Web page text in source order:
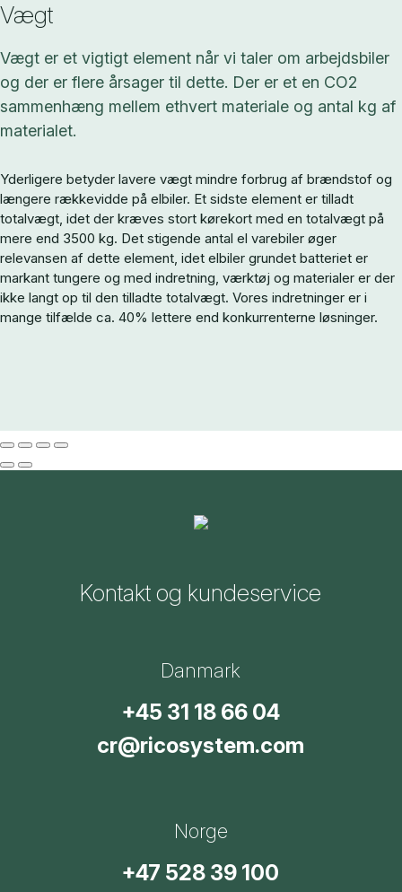
Vægt
Vægt er et vigtigt element når vi taler om arbejdsbiler
og der er flere årsager til dette. Der er et en CO2
sammenhæng mellem ethvert materiale og antal kg af
materialet.
Yderligere betyder lavere vægt mindre forbrug af brændstof og
længere rækkevidde på elbiler. Et sidste element er tilladt
totalvægt, idet der kræves stort kørekort med en totalvægt på
mere end 3500 kg. Det stigende antal el varebiler øger
relevansen af dette element, idet elbiler grundet batteriet er
markant tungere og med indretning, værktøj og materialer er der
ikke langt op til den tilladte totalvægt. Vores indretninger er i
mange tilfælde ca. 40% lettere end konkurrenterne løsninger.
Kontakt og kundeservice
Danmark
+45 31 18 66 04
cr@ricosystem.com
Norge
+47 528 39 100